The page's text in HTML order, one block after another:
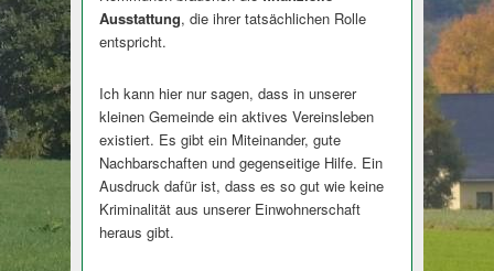
Ausstattung, die ihrer tatsächlichen Rolle
entspricht.
Ich kann hier nur sagen, dass in unserer
kleinen Gemeinde ein aktives Vereinsleben
existiert. Es gibt ein Miteinander, gute
Nachbarschaften und gegenseitige Hilfe. Ein
Ausdruck dafür ist, dass es so gut wie keine
Kriminalität aus unserer Einwohnerschaft
heraus gibt.